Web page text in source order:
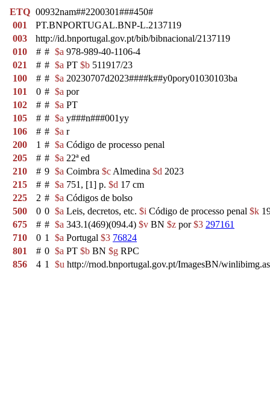
ETQ 00932nam##2200301###450#
001
PT.BNPORTUGAL.BNP-L.2137119
003
http://id.bnportugal.gov.pt/bib/bibnacional/2137119
010
# # $a 978-989-40-1106-4
021
# # $a PT $b 511917/23
100
# # $a 20230707d2023####k##y0pory01030103ba
101
0 # $a por
102
# # $a PT
105
# # $a y###n###001yy
106
# # $a r
200
1 # $a Código de processo penal
205
# # $a 22ª ed
210
# 9 $a Coimbra $c Almedina $d 2023
215
# # $a 751, [1] p. $d 17 cm
225
2 # $a Códigos de bolso
500
0 0 $a Leis, decretos, etc. $i Código de processo penal $k
675
# # $a 343.1(469)(094.4) $v BN $z por$3 297161
710
0 1 $a Portugal $3 76824
801
# 0 $a PT $b BN $g RPC
856
4 1 $u http://rnod.bnportugal.gov.pt/ImagesBN/